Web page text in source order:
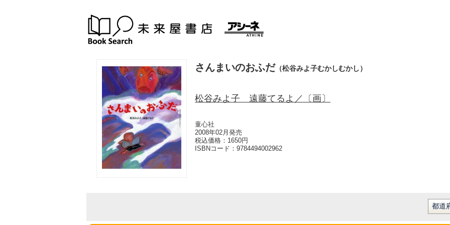
さんまいのおふだ （松谷みよ子むかしむかし）
松谷みよ子 遠藤てるよ／〔画〕
童心社
2008年02月発売
税込価格：1650円
ISBNコード： 9784494002962